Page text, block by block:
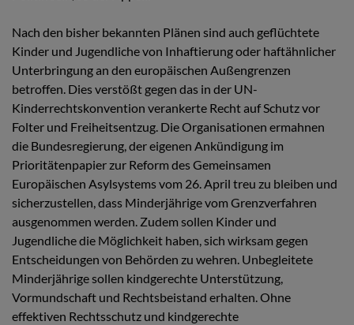
Nach den bisher bekannten Plänen sind auch geflüchtete
Kinder und Jugendliche von Inhaftierung oder haftähnlicher
Unterbringung an den europäischen Außengrenzen
betroffen. Dies verstößt gegen das in der UN-
Kinderrechtskonvention verankerte Recht auf Schutz vor
Folter und Freiheitsentzug. Die Organisationen ermahnen
die Bundesregierung, der eigenen Ankündigung im
Prioritätenpapier zur Reform des Gemeinsamen
Europäischen Asylsystems vom 26. April treu zu bleiben und
sicherzustellen, dass Minderjährige vom Grenzverfahren
ausgenommen werden. Zudem sollen Kinder und
Jugendliche die Möglichkeit haben, sich wirksam gegen
Entscheidungen von Behörden zu wehren. Unbegleitete
Minderjährige sollen kindgerechte Unterstützung,
Vormundschaft und Rechtsbeistand erhalten. Ohne
effektiven Rechtsschutz und kindgerechte